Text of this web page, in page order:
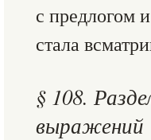
с предлогом
стала
§ 108.
выражений